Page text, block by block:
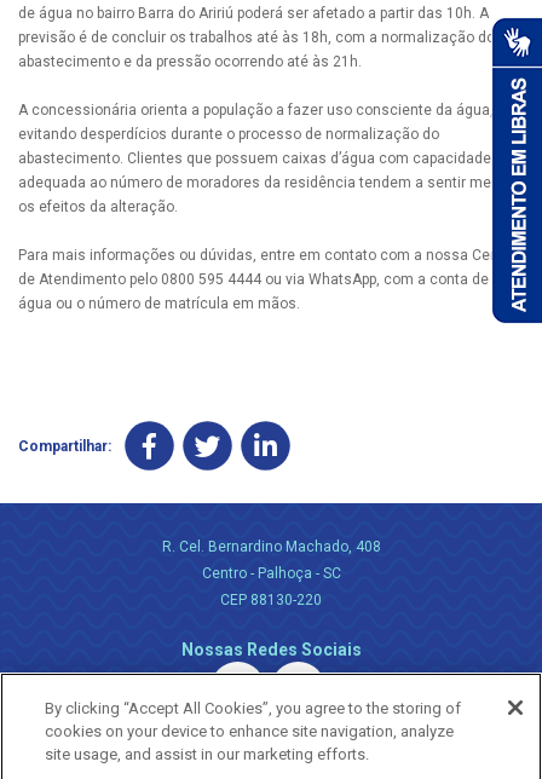
de água no bairro Barra do Aririú poderá ser afetado a partir das 10h. A
previsão é de concluir os trabalhos até às 18h, com a normalização do
abastecimento e da pressão ocorrendo até às 21h.
A concessionária orienta a população a fazer uso consciente da água,
evitando desperdícios durante o processo de normalização do
abastecimento. Clientes que possuem caixas d’água com capacidade
adequada ao número de moradores da residência tendem a sentir menos
os efeitos da alteração.
Para mais informações ou dúvidas, entre em contato com a nossa Central
de Atendimento pelo 0800 595 4444 ou via WhatsApp, com a conta de
água ou o número de matrícula em mãos.
Compartilhar:
R. Cel. Bernardino Machado, 408
Centro - Palhoça - SC
CEP 88130-220
Nossas Redes Sociais
By clicking “Accept All Cookies”, you agree to the storing of
cookies on your device to enhance site navigation, analyze
site usage, and assist in our marketing efforts.